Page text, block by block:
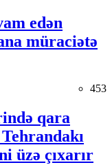
edən
müraciətə
453
qara
üzə çıxarır